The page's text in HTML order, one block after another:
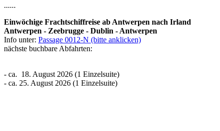
......
Einwöchige Frachtschiffreise ab Antwerpen nach Irland
Antwerpen - Zeebrugge - Dublin - Antwerpen
Info unter: Passage 0012-N (bitte anklicken)
nächste buchbare Abfahrten:
- ca. 18. August 2026 (1 Einzelsuite)
- ca. 25. August 2026 (1 Einzelsuite)